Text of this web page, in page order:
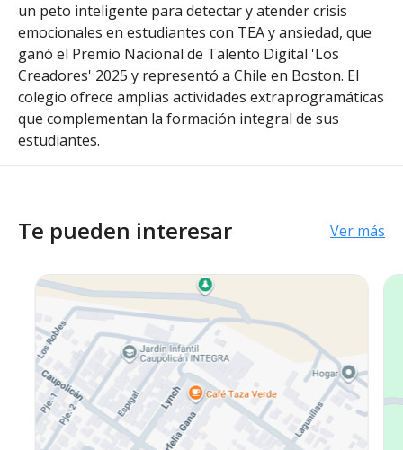
un peto inteligente para detectar y atender crisis
emocionales en estudiantes con TEA y ansiedad, que
ganó el Premio Nacional de Talento Digital 'Los
Creadores' 2025 y representó a Chile en Boston. El
colegio ofrece amplias actividades extraprogramáticas
que complementan la formación integral de sus
estudiantes.
Te pueden interesar Ver más